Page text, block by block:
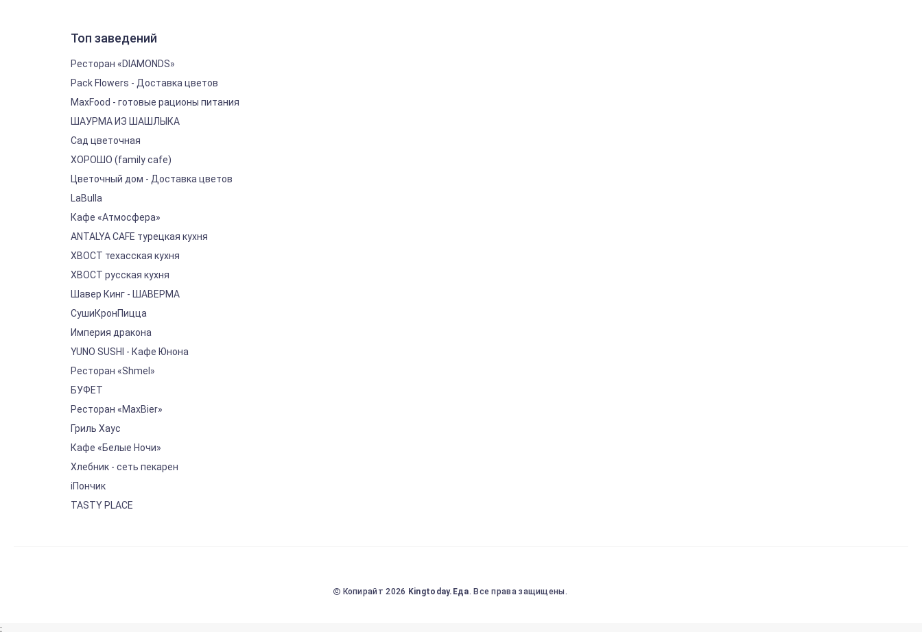
Топ заведений
Ресторан «DIAMONDS»
Pack Flowers - Доставка цветов
MaxFood - готовые рационы питания
ШАУРМА ИЗ ШАШЛЫКА
Сад цветочная
ХОРОШО (family cafe)
Цветочный дом - Доставка цветов
LaBulla
Кафе «Атмосфера»
ANTALYA CAFE турецкая кухня
ХВОСТ техасская кухня
ХВОСТ русская кухня
Шавер Кинг - ШАВЕРМА
СушиКронПицца
Империя дракона
YUNO SUSHI - Кафе Юнона
Ресторан «Shmel»
БУФЕТ
Ресторан «MaxBier»
Гриль Хаус
Кафе «Белые Ночи»
Хлебник - сеть пекарен
iПончик
TASTY PLACE
Копирайт 2026 Kingtoday.Еда. Все права защищены.
;